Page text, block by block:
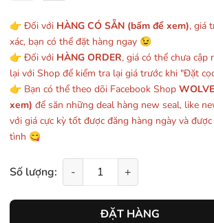
👉 Đối với HÀNG CÓ SẴN (bấm để xem), giá
xác, bạn có thể đặt hàng ngay 😉
👉 Đối với HÀNG ORDER, giá có thể chưa cập
lại với Shop để kiểm tra lại giá trước khi "Đặt
👉 Bạn có thể theo dõi Facebook Shop
xem) để săn những deal hàng new seal, like
với giá cực kỳ tốt được đăng hàng ngày và
tình 😋
Số lượng: - +
ĐẶT HÀNG